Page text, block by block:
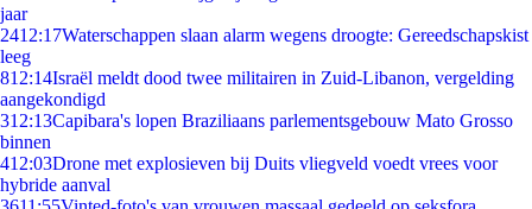
jaar
2412:17Waterschappen slaan alarm wegens droogte: Gereedschapskist
leeg
812:14Israël meldt dood twee militairen in Zuid-Libanon, vergelding
aangekondigd
312:13Capibara's lopen Braziliaans parlementsgebouw Mato Grosso
binnen
412:03Drone met explosieven bij Duits vliegveld voedt vrees voor
hybride aanval